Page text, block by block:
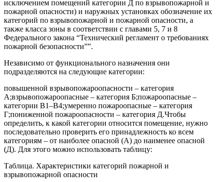
исключением помещений категории Д по взрывопожарной и
пожарной опасности) и наружных установках обозначение их
категорий по взрывопожарной и пожарной опасности, а
также класса зоны в соответствии с главами 5, 7 и 8
Федерального закона “Технический регламент о требованиях
пожарной безопасности””.
Независимо от функционального назначения они
подразделяются на следующие категории:
повышенной взрывопожароопасности – категория
А;взрывопожароопасные – категория Б;пожароопасные –
категории В1–В4;умеренно пожароопасные – категория
Г;пониженной пожароопасности – категория Д.Чтобы
определить, к какой категории относится помещение, нужно
последовательно проверить его принадлежность ко всем
категориям – от наиболее опасной (А) до наименее опасной
(Д). Для этого можно использовать таблицу:
Таблица. Характеристики категорий пожарной и
взрывопожарной опасности